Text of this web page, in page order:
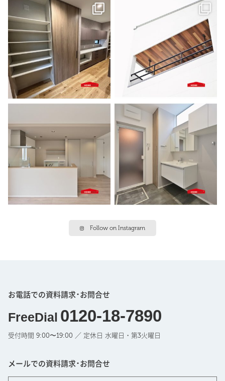
Follow on Instagram
お電話での資料請求･お問合せ
FreeDial 0120-18-7890
受付時間 9:00〜19:00 ／ 定休日 水曜日・第3火曜日
メールでの資料請求･お問合せ